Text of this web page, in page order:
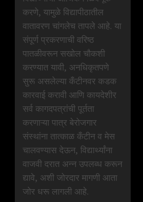
करणे, यामुळे विद्यापीठातील
वातावरण चांगलेच तापले आहे. या
संपूर्ण प्रकरणाची वरिष्ठ
पातळीवरून सखोल चौकशी
करण्यात यावी, अनधिकृतपणे
सुरू असलेल्या कँटीनवर कडक
कारवाई करावी आणि कायदेशीर
सर्व कागदपत्रांची पूर्तता
करणाऱ्या पात्र बेरोजगार
संस्थांना तात्काळ कँटीन व मेस
चालवण्यास देऊन, विद्यार्थ्यांना
वाजवी दरात अन्न उपलब्ध करून
द्यावे, अशी जोरदार मागणी आता
जोर धरू लागली आहे.